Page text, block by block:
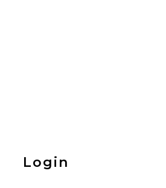
Login